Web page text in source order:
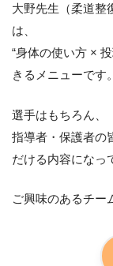
大野先生（柔道整
は、
“身体の使い方 ×
きるメニューです。
選手はもちろん、
指導者・保護者の
だける内容になっ
ご興味のあるチー